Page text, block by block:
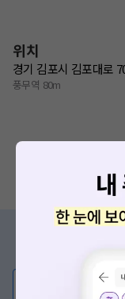
위치
경기 김포시 김포대로
풍무역 80m
💬 무엇이든 물어